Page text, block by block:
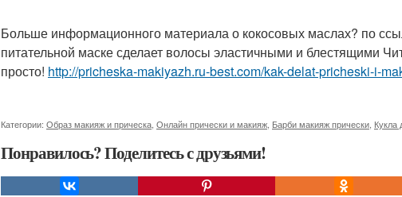
Больше информационного материала о кокосовых маслах? по
питательной маске сделает волосы эластичными и блестящими
просто! http://pricheska-makiyazh.ru-best.com/kak-delat-pricheski-i-
Категории: Образ макияж и прическа Онлайн прически и макияж Барби макияж прически Кукла
Понравилось? Поделитесь с друзьями!